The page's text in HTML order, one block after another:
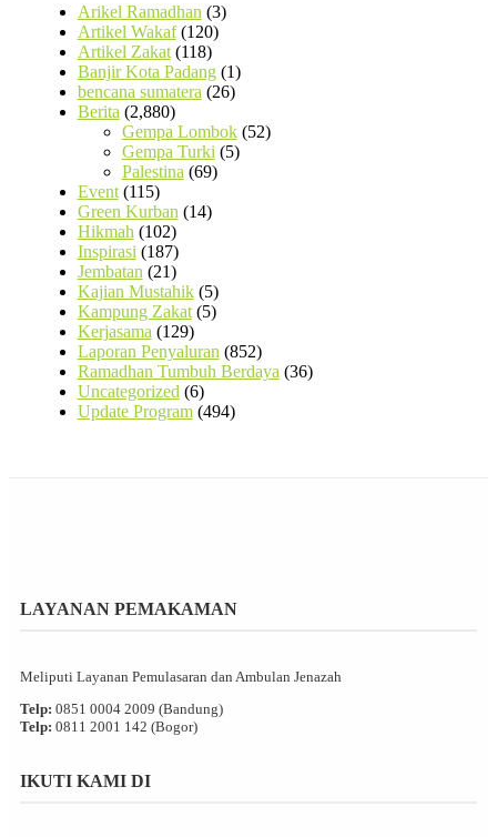
Arikel Ramadhan (3)
Artikel Wakaf(120)
Artikel Zakat(118)
Banjir Kota Padang(1)
bencana sumatera (26)
Berita (2,880)
Gempa Lombok(52)
Gempa Turki (5)
Palestina (69)
Event(115)
Green Kurban (14)
Hikmah (102)
Inspirasi (187)
Jembatan (21)
Kajian Mustahik(5)
Kampung Zakat(5)
Kerjasama (129)
Laporan Penyaluran (852)
Ramadhan Tumbuh Berdaya (36)
Uncategorized (6)
Update Program(494)
LAYANAN PEMAKAMAN
Meliputi Layanan Pemulasaran dan Ambulan Jenazah
Telp: 0851 0004 2009 (Bandung)
Telp: 0811 2001 142 (Bogor)
IKUTI KAMI DI